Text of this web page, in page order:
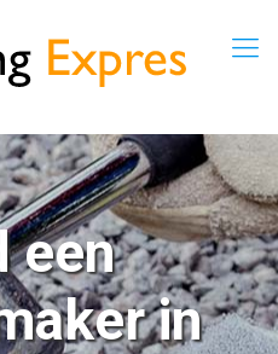
een
in